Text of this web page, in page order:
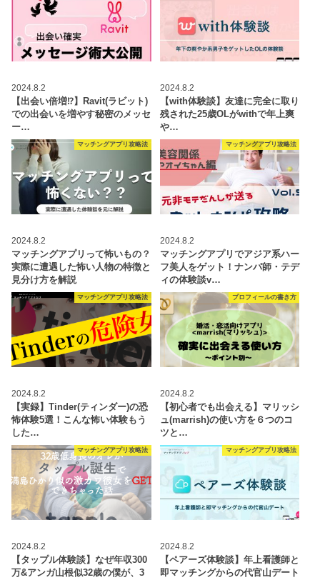
2024.8.2
【出会い倍増⁉︎】Ravit(ラビット)
での出会いを増やす秘密のメッセ
ー…
2024.8.2
【with体験談】友達に完全に取り
残された25歳OLがwithで年上爽
や…
マッチングアプリ攻略法
2024.8.2
マッチングアプリって怖いもの？
実際に遭遇した怖い人物の特徴と
見分け方を解説
マッチングアプリ攻略法
2024.8.2
マッチングアプリでアジア系ハー
フ美人をゲット！ナンパ師・テデ
ィの体験談v…
マッチングアプリ攻略法
2024.8.2
【実録】Tinder(ティンダー)の恐
怖体験5選！こんな怖い体験もう
した…
プロフィールの書き方
2024.8.2
【初心者でも出会える】マリッシ
ュ(marrish)の使い方を６つのコ
ツと…
マッチングアプリ攻略法
2024.8.2
【タップル体験談】なぜ年収300
万&アンガ山根似32歳の僕が、3
マッチングアプリ攻略法
2024.8.2
【ペアーズ体験談】年上看護師と
即マッチングからの代官山デート